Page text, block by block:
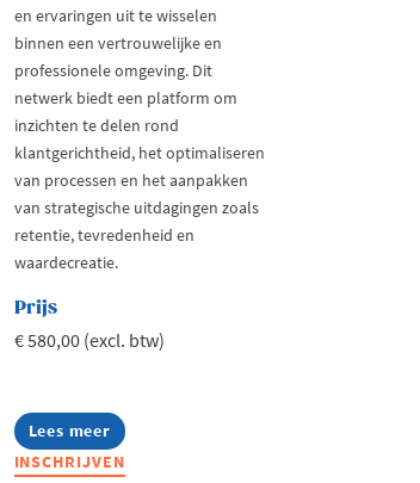
en ervaringen uit te wisselen
binnen een vertrouwelijke en
professionele omgeving. Dit
netwerk biedt een platform om
inzichten te delen rond
klantgerichtheid, het optimaliseren
van processen en het aanpakken
van strategische uitdagingen zoals
retentie, tevredenheid en
waardecreatie.
Prijs
€ 580,00 (excl. btw)
Lees meer
about
Netwerk
Customer
INSCHRIJVEN